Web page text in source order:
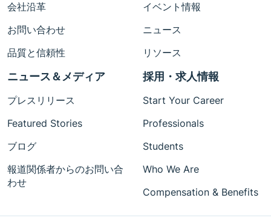
会社沿革
お問い合わせ
品質と信頼性
イベント情報
ニュース
リソース
ニュース＆メディア
プレスリリース
Featured Stories
ブログ
報道関係者からのお問い合
わせ
採用・求人情報
Start Your Career
Professionals
Students
Who We Are
Compensation & Benefits